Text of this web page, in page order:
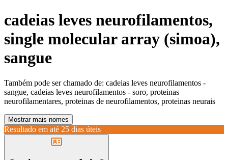
cadeias leves neurofilamentos,
single molecular array (simoa),
sangue
Também pode ser chamado de: cadeias leves neurofilamentos -
sangue, cadeias leves neurofilamentos - soro, proteinas
neurofilamentares, proteinas de neurofilamentos, proteinas neurais
Mostrar mais nomes
Resultado em até 25 dias úteis